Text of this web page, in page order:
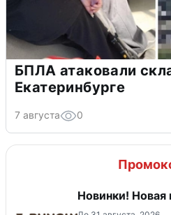
БПЛА атаковали
Екатеринбурге
7 августа 0
Новинки! Новая